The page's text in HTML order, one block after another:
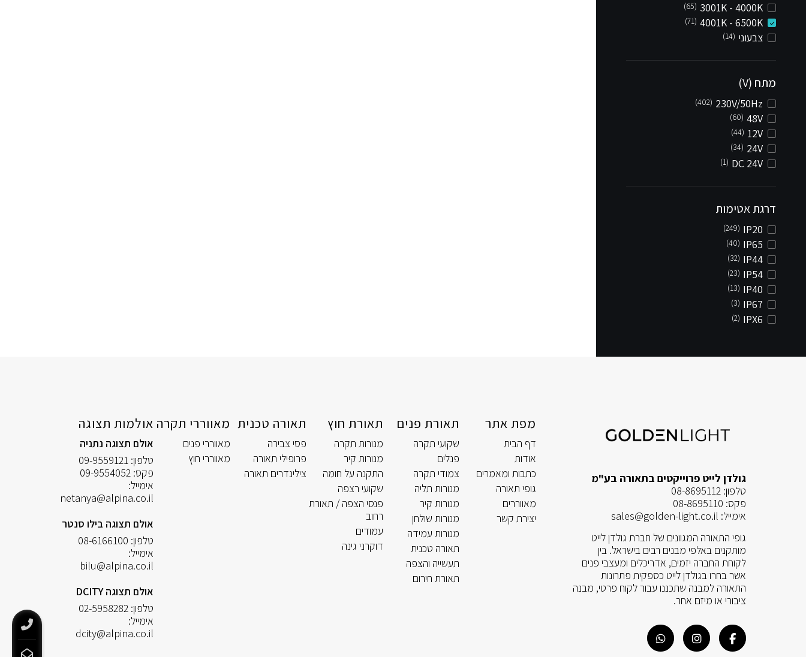
3001K - 4000K
(65)
4001K - 6500K
(71)
צבעוני (14)
מתח (V)
230V/50Hz
(402)
48V
(60)
12V
(44)
24V
(34)
DC 24V
(1)
דרגת אטימות
IP20
(249)
IP65
(40)
IP44
(32)
IP54
(23)
IP40
(13)
IP67
(3)
IPX6
(2)
גולדן לייט פרוייקטים בתאורה בע"מ
טלפון: 08-8695112
פקס: 08-8695110
אימייל: sales@golden-light.co.il
גופי התאורה המגוונים של חברת גולדן לייט
מותקנים באלפי מבנים רבים בישראל. בין
לקוחת החברה יזמים, אדריכלים ומעצבי פנים
אשר בחרו בגולדן לייט כספקית פתרונות
התאורה למבנה שתכננו עבור לקוח פרטי, מבנה
ציבורי או מיזם אחר.
מפת אתר
דף הבית
אודות
כתבות ומאמרים
גופי תאורה
מאווררים
יצירת קשר
תאורת פנים
שקועי תקרה
פנלים
צמודי תקרה
מנורות תליה
מנורות קיר
מנורות שולחן
מנורות עמידה
תאורה טכנית
תעשייה והצפה
תאורת חירום
תאורת חוץ
מנורות תקרה
מנורות קיר
התקנה על חומה
שקועי רצפה
פנסי הצפה / תאורת
רחוב
עמודים
דוקרני גינה
תאורה טכנית
פסי צבירה
פרופילי תאורה
צילינדרים תאורה
מאווררי תקרה
מאווררי פנים
מאווררי חוץ
אולמות תצוגה
אולם תצוגה נתניה
טלפון: 09-9559121
פקס: 09-9554052
אימייל:
netanya@alpina.co.il
אולם תצוגה בילו סנטר
טלפון: 08-6166100
אימייל:
bilu@alpina.co.il
אולם תצוגה DCITY
טלפון: 02-5958282
אימייל:
dcity@alpina.co.il